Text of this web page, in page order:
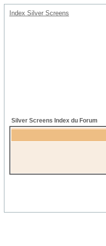
Index Silver Screens
Silver Screens Index du Forum